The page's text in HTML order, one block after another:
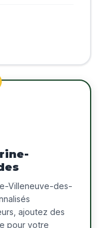
Villeneuve-des-
ajoutez des
pour votre